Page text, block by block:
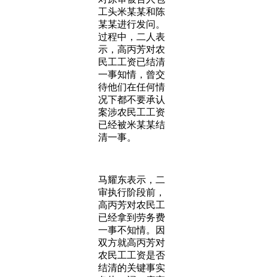
工头米某某和陈
某某进行发问。
过程中，二人表
示，高丙芳对农
民工工资已结清
一事知情，曾交
待他们在任何情
况下都不要承认
案涉农民工工资
已经被米某某结
清一事。
马耀东表示，二
审执行阶段前，
高丙芳对农民工
已经拿到劳务费
一事不知情。因
双方就高丙芳对
农民工工资是否
结清的关键事实